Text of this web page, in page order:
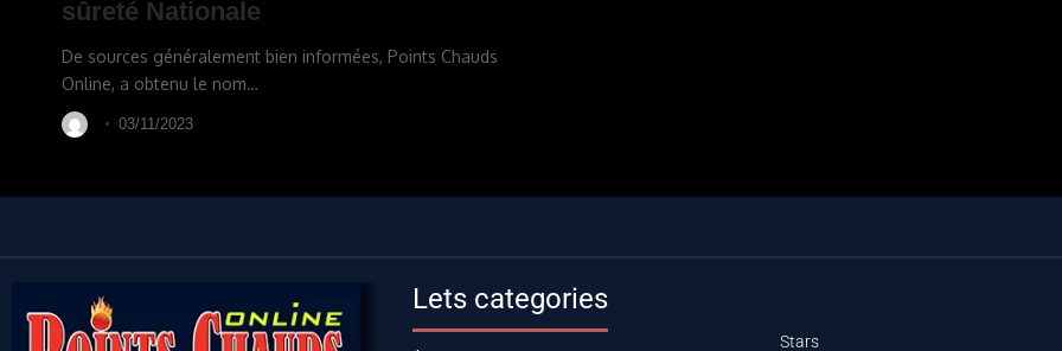
sûreté Nationale
De sources généralement bien informées, Points Chauds
Online, a obtenu le nom…
03/11/2023
Lets categories
Stars